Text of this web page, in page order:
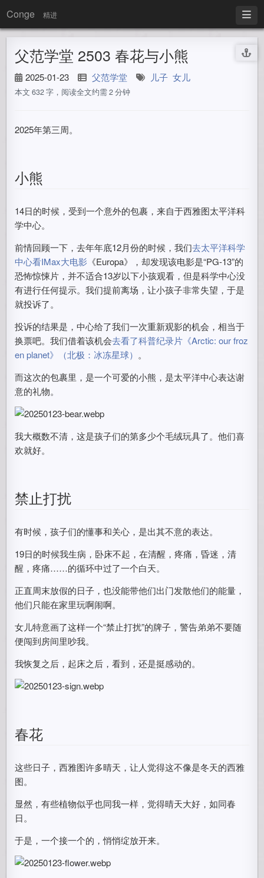
Conge 精进
父范学堂 2503 春花与小熊
2025-01-23 父范学堂 儿子 女儿
本文 632 字，阅读全文约需 2 分钟
2025年第三周。
小熊
14日的时候，受到一个意外的包裹，来自于西雅图太平洋科
学中心。
前情回顾一下，去年年底12月份的时候，我们去太平洋科学
中心看IMax大电影 《Europa》，却发现该电影是“PG-13”的
恐怖惊悚片，并不适合13岁以下小孩观看，但是科学中心没
有进行任何提示。我们提前离场，让小孩子非常失望，于是
就投诉了。
投诉的结果是，中心给了我们一次重新观影的机会，相当于
换票吧。我们借着该机会去看了科普纪录片《Arctic: our froz
en planet》（北极：冰冻星球） 。
而这次的包裹里，是一个可爱的小熊，是太平洋中心表达谢
意的礼物。
我大概数不清，这是孩子们的第多少个毛绒玩具了。他们喜
欢就好。
禁止打扰
有时候，孩子们的懂事和关心，是出其不意的表达。
19日的时候我生病，卧床不起，在清醒，疼痛，昏迷，清
醒，疼痛……的循环中过了一个白天。
正直周末放假的日子，也没能带他们出门发散他们的能量，
他们只能在家里玩啊闹啊。
女儿特意画了这样一个“禁止打扰”的牌子，警告弟弟不要随
便闯到房间里吵我。
我恢复之后，起床之后，看到，还是挺感动的。
春花
这些日子，西雅图许多晴天，让人觉得这不像是冬天的西雅
图。
显然，有些植物似乎也同我一样，觉得晴天大好，如同春
日。
于是，一个接一个的，悄悄绽放开来。